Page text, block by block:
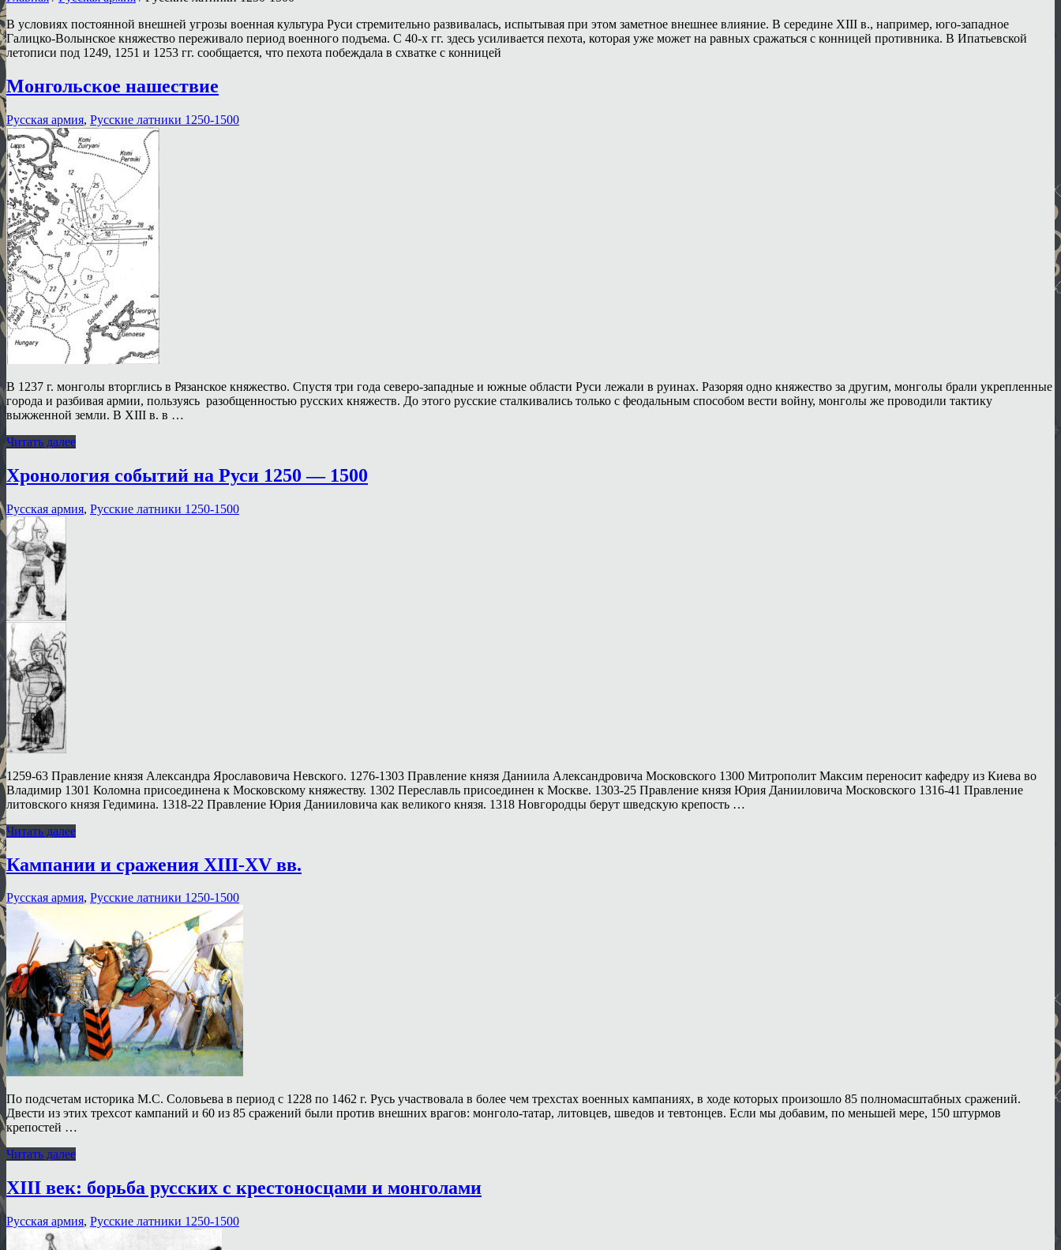
В условиях постоянной внешней угрозы военная культура Руси стремительно развивалась, испытывая при этом заметное внешнее влияние. В середине XIII в., например, юго-западное
Галицко-Волынское княжество переживало период военного подъема. С 40-х гг. здесь усиливается пехота, которая уже может на равных сражаться с конницей противника. В Ипатьевской
летописи под 1249, 1251 и 1253 гг. сообщается, что пехота побеждала в схватке с конницей
Монгольское нашествие
Русская армия, Русские латники 1250-1500
В 1237 г. монголы вторглись в Рязанское княжество. Спустя три года северо-западные и южные области Руси лежали в руинах. Разоряя одно княжество за другим, монголы брали укрепленные
города и разбивая армии, пользуясь разобщенностью русских княжеств. До этого русские сталкивались только с феодальным способом вести войну, монголы же проводили тактику
выжженной земли. В XIII в. в …
Читать далее
Хронология событий на Руси 1250 — 1500
Русская армия, Русские латники 1250-1500
1259-63 Правление князя Александра Ярославовича Невского. 1276-1303 Правление князя Даниила Александровича Московского 1300 Митрополит Максим переносит кафедру из Киева во
Владимир 1301 Коломна присоединена к Московскому княжеству. 1302 Переславль присоединен к Москве. 1303-25 Правление князя Юрия Данииловича Московского 1316-41 Правление
литовского князя Гедимина. 1318-22 Правление Юрия Данииловича как великого князя. 1318 Новгородцы берут шведскую крепость …
Читать далее
Кампании и сражения XIII-XV вв.
Русская армия, Русские латники 1250-1500
По подсчетам историка М.С. Соловьева в период с 1228 по 1462 г. Русь участвовала в более чем трехстах военных кампаниях, в ходе которых произошло 85 полномасштабных сражений.
Двести из этих трехсот кампаний и 60 из 85 сражений были против внешних врагов: монголо-татар, литовцев, шведов и тевтонцев. Если мы добавим, по меньшей мере, 150 штурмов
крепостей …
Читать далее
XIII век: борьба русских с крестоносцами и монголами
Русская армия, Русские латники 1250-1500